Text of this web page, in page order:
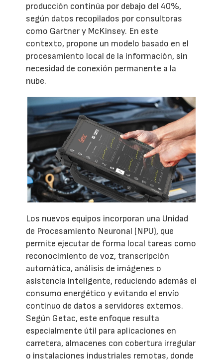
producción continúa por debajo del 40%,
según datos recopilados por consultoras
como Gartner y McKinsey. En este
contexto, propone un modelo basado en el
procesamiento local de la información, sin
necesidad de conexión permanente a la
nube.
Los nuevos equipos incorporan una Unidad
de Procesamiento Neuronal (NPU), que
permite ejecutar de forma local tareas como
reconocimiento de voz, transcripción
automática, análisis de imágenes o
asistencia inteligente, reduciendo además el
consumo energético y evitando el envío
continuo de datos a servidores externos.
Según Getac, este enfoque resulta
especialmente útil para aplicaciones en
carretera, almacenes con cobertura irregular
o instalaciones industriales remotas, donde